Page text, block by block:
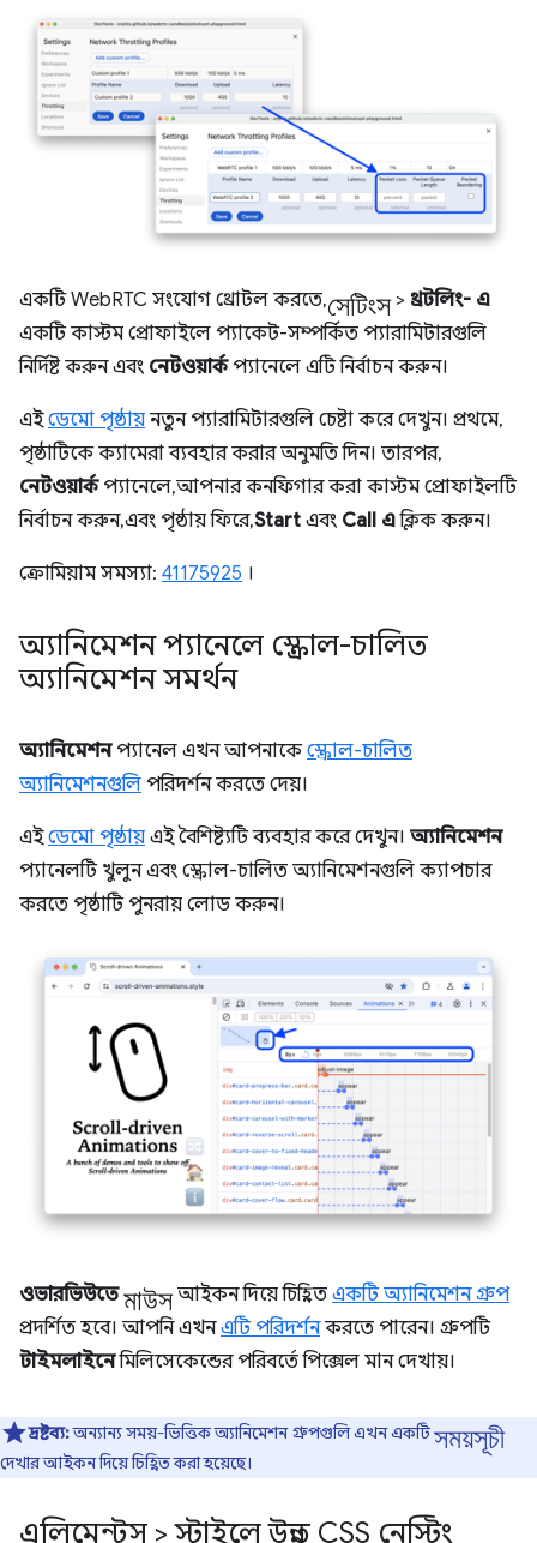
একটি WebRTC সংযোগ থ্রোটল করতে,সেটিংস> থ্রটলিং- এ
একটি কাস্টম প্রোফাইলে প্যাকেট-সম্পর্কিত প্যারামিটারগুলি
নির্দিষ্ট করুন এবং নেটওয়ার্কপ্যানেলে এটি নির্বাচন করুন।
এইডেমো পৃষ্ঠায় নতুন প্যারামিটারগুলি চেষ্টা করে দেখুন। প্রথমে,
পৃষ্ঠাটিকে ক্যামেরা ব্যবহার করার অনুমতি দিন। তারপর,
নেটওয়ার্কপ্যানেলে, আপনার কনফিগার করা কাস্টম প্রোফাইলটি
নির্বাচন করুন, এবং পৃষ্ঠায় ফিরে,Start এবং Call এক্লিক করুন।
ক্রোমিয়াম সমস্যা: 41175925 ।
অ্যানিমেশন প্যানেলে স্ক্রোল-চালিত
অ্যানিমেশন সমর্থন
অ্যানিমেশনপ্যানেল এখন আপনাকেস্ক্রোল-চালিত
অ্যানিমেশনগুলি পরিদর্শন করতে দেয়।
এইডেমো পৃষ্ঠায় এই বৈশিষ্ট্যটি ব্যবহার করে দেখুন। অ্যানিমেশন
প্যানেলটি খুলুন এবং স্ক্রোল-চালিত অ্যানিমেশনগুলি ক্যাপচার
করতে পৃষ্ঠাটি পুনরায় লোড করুন।
ওভারভিউতে মাউসআইকন দিয়ে চিহ্নিত একটি অ্যানিমেশন গ্রুপ
প্রদর্শিত হবে। আপনি এখনএটি পরিদর্শনকরতে পারেন। গ্রুপটি
টাইমলাইনেমিলিসেকেন্ডের পরিবর্তে পিক্সেল মান দেখায়।
দ্রষ্টব্য:অন্যান্য সময়-ভিত্তিক অ্যানিমেশন গ্রুপগুলি এখন একটিসময়সূচী
দেখার আইকন দিয়ে চিহ্নিত করা হয়েছে।
এলিমেন্টস > স্টাইলে উন্নত CSS নেস্টিং